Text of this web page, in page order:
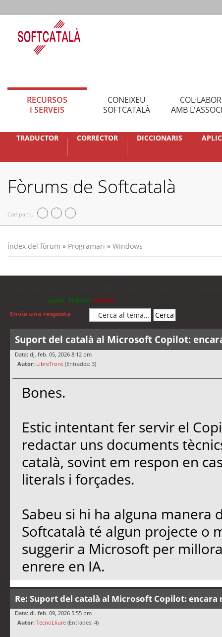
RECURSOS
I SERVEIS
CONEIXEU
SOFTCATALÀ
AMB
TRADUCTOR CORRECTOR DICCIONARIS
Fòrums de Softcatalà
Compartiu
Índex del fòrum » Programari » Windows
jordis Andreu cubells
Envia una resposta
Suport del català al Microsoft Copilot:
Data: dj. feb. 05, 2026 8:12 pm
Autor: LibreTronc (Entrades: 3)
Bones.
Estic intentant fer servir el
redactar uns documents
català, sovint em respon en
literals i forçades.
Sabeu si hi ha alguna manera
Softcatalà té algun projecte o
suggerir a Microsoft per
enrere en IA.
Re: Suport del català al Microsoft Copilot:
Data: dl. feb. 09, 2026 5:55 pm
Autor: TecnoLliure (Entrades: 4)